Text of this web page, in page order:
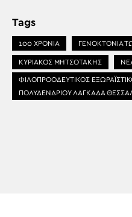
Tags
100 ΧΡΟΝΙΑ ΓΕΝΟΚΤΟΝΙΑ
ΚΥΡΙΑΚΟΣ ΜΗΤΣΟΤΑΚΗΣ
ΦΙΛΟΠΡΟΟΔΕΥΤΙΚΟΣ
ΠΟΛΥΔΕΝΔΡΙΟΥ ΛΑΓΚΑΔΑ